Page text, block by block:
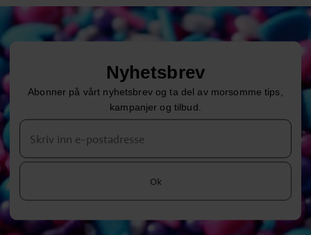
Nyhetsbrev
Abonner på vårt nyhetsbrev og ta del av morsomme tips,
kampanjer og tilbud.
Ok